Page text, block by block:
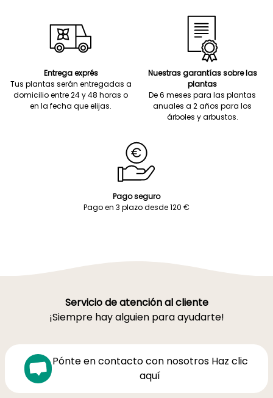
Entrega exprés
Tus plantas serán entregadas a
domicilio entre 24 y 48 horas o
en la fecha que elijas.
Nuestras garantías sobre las
plantas
De 6 meses para las plantas
anuales a 2 años para los
árboles y arbustos.
Pago seguro
Pago en 3 plazo desde 120 €
Servicio de atención al cliente
¡Siempre hay alguien para ayudarte!
Pónte en contacto con nosotros Haz clic
aquí